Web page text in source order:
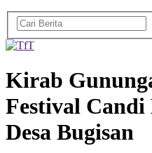
Kirab
Festival
Desa Bugisan